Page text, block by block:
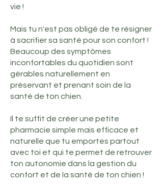
vie !
Mais tu n'est pas obligé de te résigner
à sacrifier sa santé pour son confort !
Beaucoup des symptômes
inconfortables du quotidien sont
gérables naturellement en
préservant et prenant soin de la
santé de ton chien.
Il te suffit de créer une petite
pharmacie simple mais efficace et
naturelle que tu emportes partout
avec toi et qui te permet de retrouver
ton autonomie dans la gestion du
confort et de la santé de ton chien !